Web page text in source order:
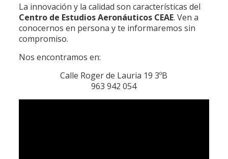
La innovación y la calidad son características del
Centro de Estudios Aeronáuticos CEAE. Ven a
conocernos en persona y te informaremos sin
compromiso.
Nos encontramos en:
Calle Roger de Lauria 19 3ºB
963 942 054